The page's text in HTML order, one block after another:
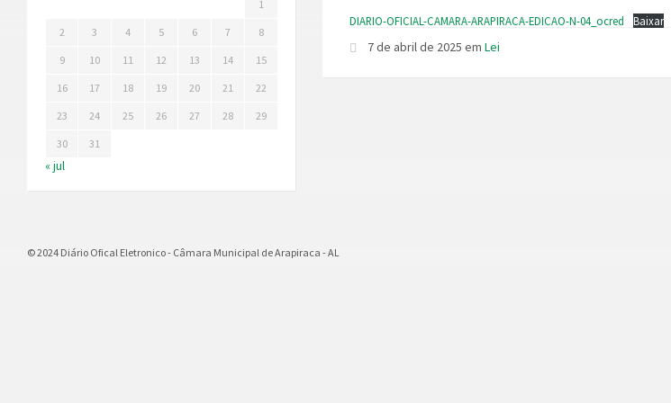
DIARIO-OFICIAL-CAMARA-ARAPIRACA-EDICAO-N-04_ocred Baixar
7 de abril de 2025emLei
1
2 3 4 5 6 7 8
9 10 11 12 13 14 15
16 17 18 19 20 21 22
23 24 25 26 27 28 29
30 31
« jul
© 2024 Diário Ofical Eletronico - Câmara Municipal de Arapiraca - AL